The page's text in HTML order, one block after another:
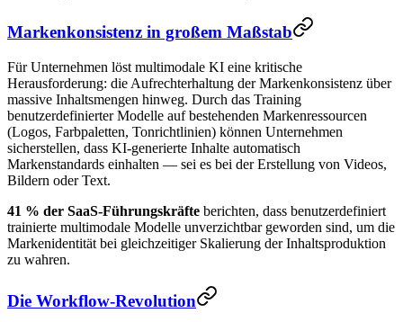
Markenkonsistenz in großem Maßstab
Für Unternehmen löst multimodale KI eine kritische
Herausforderung: die Aufrechterhaltung der Markenkonsistenz über
massive Inhaltsmengen hinweg. Durch das Training
benutzerdefinierter Modelle auf bestehenden Markenressourcen
(Logos, Farbpaletten, Tonrichtlinien) können Unternehmen
sicherstellen, dass KI-generierte Inhalte automatisch
Markenstandards einhalten — sei es bei der Erstellung von Videos,
Bildern oder Text.
41 % der SaaS-Führungskräfte berichten, dass benutzerdefiniert
trainierte multimodale Modelle unverzichtbar geworden sind, um die
Markenidentität bei gleichzeitiger Skalierung der Inhaltsproduktion
zu wahren.
Die Workflow-Revolution